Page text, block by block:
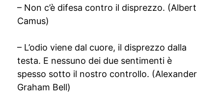
– Non c’è difesa contro il disprezzo. (Albert
Camus)
– L’odio viene dal cuore, il disprezzo dalla
testa. E nessuno dei due sentimenti è
spesso sotto il nostro controllo. (Alexander
Graham Bell)